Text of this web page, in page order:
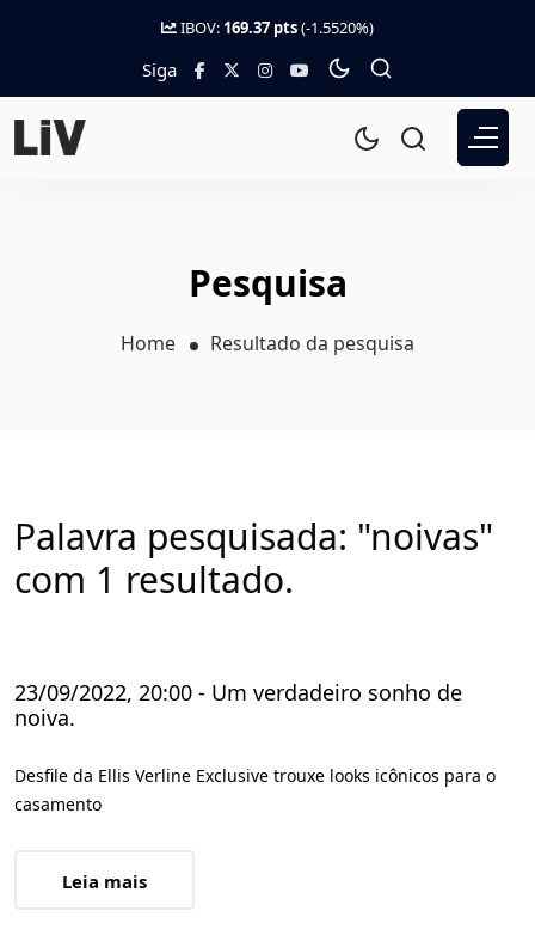
IBOV: 169.37 pts(-1.5520%)
Siga
Pesquisa
Home Resultado da pesquisa
Palavra pesquisada: "noivas"
com 1 resultado.
23/09/2022, 20:00 - Um verdadeiro sonho de
noiva.
Desfile da Ellis Verline Exclusive trouxe looks icônicos para o
casamento
Leia mais